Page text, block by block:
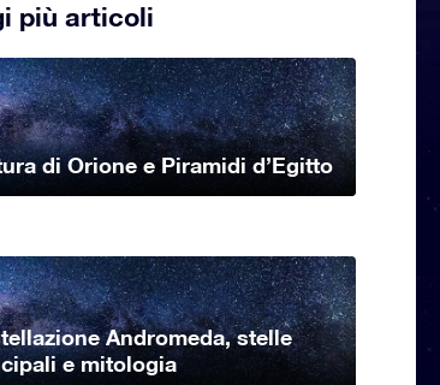
più articoli
di Orione e Piramidi d’Egitto
Andromeda, stelle
e mitologia